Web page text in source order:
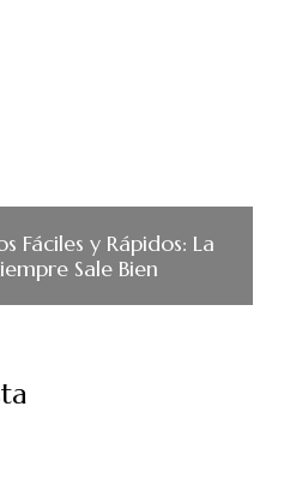
Fáciles y Rápidos: La
Sale Bien